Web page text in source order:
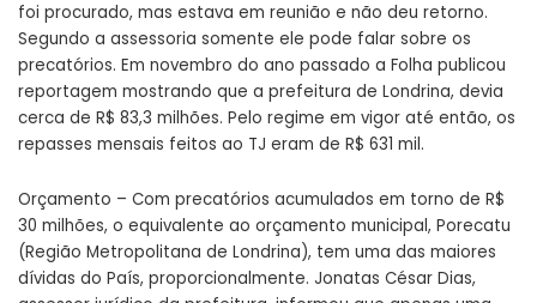
foi procurado, mas estava em reunião e não deu retorno.
Segundo a assessoria somente ele pode falar sobre os
precatórios. Em novembro do ano passado a Folha publicou
reportagem mostrando que a prefeitura de Londrina, devia
cerca de R$ 83,3 milhões. Pelo regime em vigor até então, os
repasses mensais feitos ao TJ eram de R$ 631 mil.
Orçamento – Com precatórios acumulados em torno de R$
30 milhões, o equivalente ao orçamento municipal, Porecatu
(Região Metropolitana de Londrina), tem uma das maiores
dívidas do País, proporcionalmente. Jonatas César Dias,